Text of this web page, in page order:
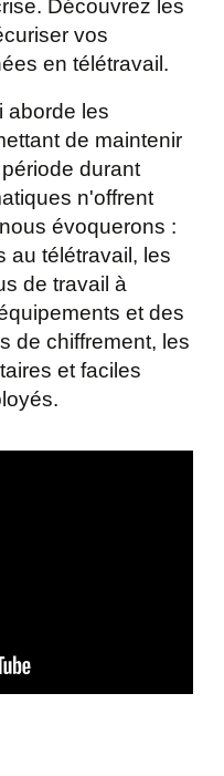
Découvrez les
vos
en télétravail.
aborde les
de maintenir
durant
n'offrent
évoquerons :
au télétravail, les
de travail à
et des
de chiffrement, les
et faciles